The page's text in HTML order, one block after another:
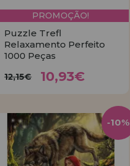
PROMOÇÃO!
Puzzle Trefl
Relaxamento Perfeito
1000 Peças
12,15€ 10,93€
-10%